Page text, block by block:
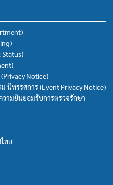
Status)
Notice)
นิทรรศการ (Event Privacy Notice)
วามยินยอมรับการตรวจรักษา
ทย